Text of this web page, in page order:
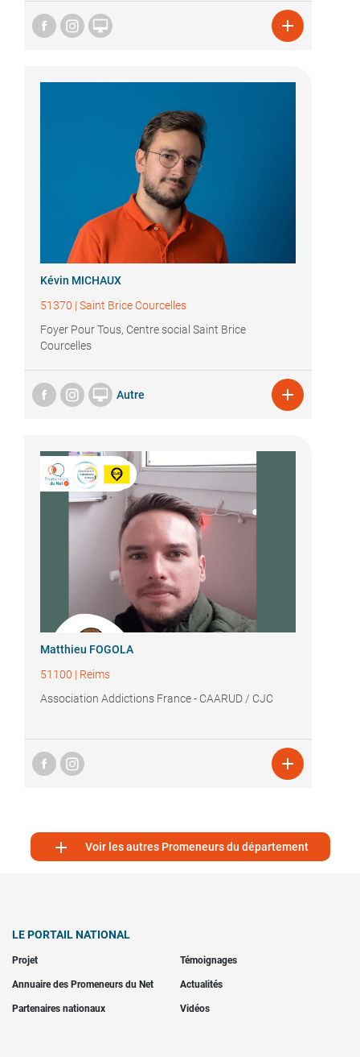
 
Kévin MICHAUX
51370 | Saint Brice Courcelles
Foyer Pour Tous, Centre social Saint Brice
Courcelles
 Autre 
Matthieu FOGOLA
51100 | Reims
Association Addictions France - CAARUD / CJC

 Voir les autres Promeneurs du département
LE PORTAIL NATIONAL
Projet Témoignages
Annuaire des Promeneurs du Net Actualités
Partenaires nationaux Vidéos